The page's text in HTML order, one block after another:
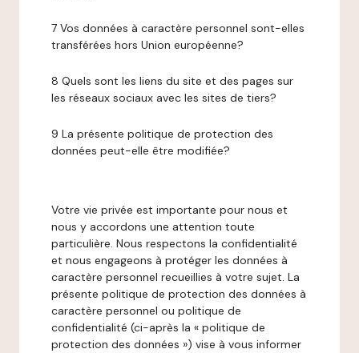
7 Vos données à caractère personnel sont-elles
transférées hors Union européenne?
8 Quels sont les liens du site et des pages sur
les réseaux sociaux avec les sites de tiers?
9 La présente politique de protection des
données peut-elle être modifiée?
Votre vie privée est importante pour nous et
nous y accordons une attention toute
particulière. Nous respectons la confidentialité
et nous engageons à protéger les données à
caractère personnel recueillies à votre sujet. La
présente politique de protection des données à
caractère personnel ou politique de
confidentialité (ci-après la « politique de
protection des données ») vise à vous informer